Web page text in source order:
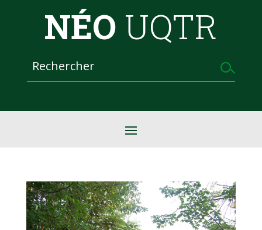
NÉO UQTR